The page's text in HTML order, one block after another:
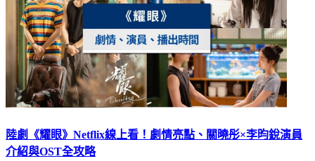
陸劇《耀眼》Netflix線上看！劇情亮點、關曉彤×李昀銳演員